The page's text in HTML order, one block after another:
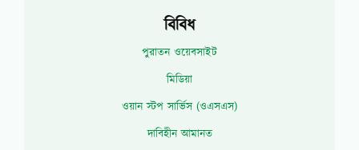
বিবিধ
পুরাতন ওয়েবসাইট
মিডিয়া
ওয়ান স্টপ সার্ভিস (ওএসএস)
দাবিহীন আমানত